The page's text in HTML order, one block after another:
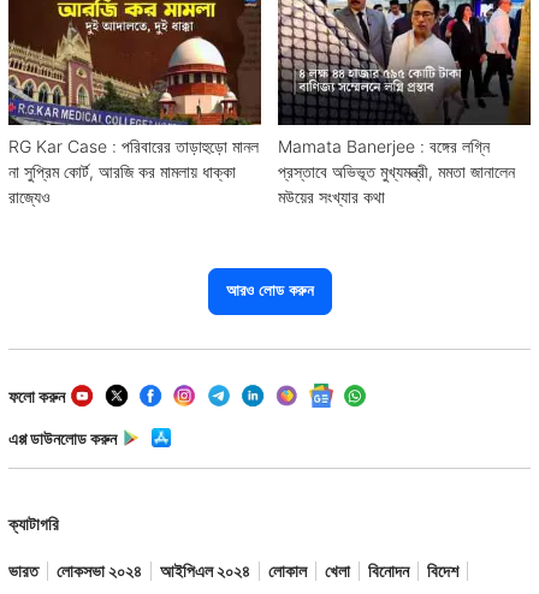
RG Kar Case : পরিবারের তাড়াহুড়ো মানল
না সুপ্রিম কোর্ট, আরজি কর মামলায় ধাক্কা
রাজ্যেও
Mamata Banerjee : বঙ্গের লগ্নি
প্রস্তাবে অভিভূত মুখ্যমন্ত্রী, মমতা জানালেন
মউয়ের সংখ্যার কথা
আরও লোড করুন
ফলো করুন
এপ্প ডাউনলোড করুন
ক্যাটাগরি
ভারত লোকসভা ২০২৪ আইপিএল ২০২৪ লোকাল খেলা বিনোদন
বিদেশ